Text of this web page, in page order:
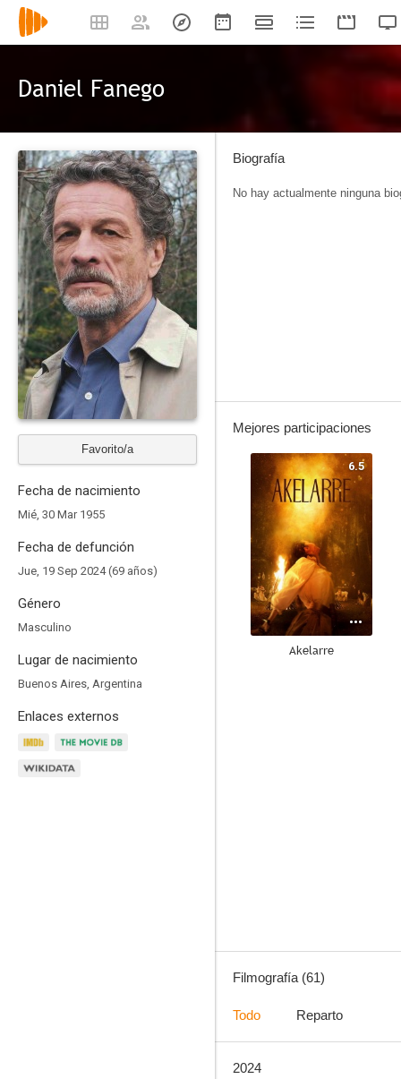
Daniel Fanego
Favorito/a
Fecha de nacimiento
Mié, 30 Mar 1955
Fecha de defunción
Jue, 19 Sep 2024 (69 años)
Género
Masculino
Lugar de nacimiento
Buenos Aires, Argentina
Enlaces externos
Biografía
No hay actualmente ninguna
Mejores participaciones
6.5
Akelarre
Martín Fierro, la película
Filmografía (61)
Todo Reparto
2024